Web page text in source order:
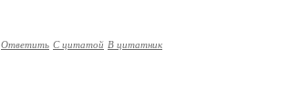
Ответить С цитатой В цитатник